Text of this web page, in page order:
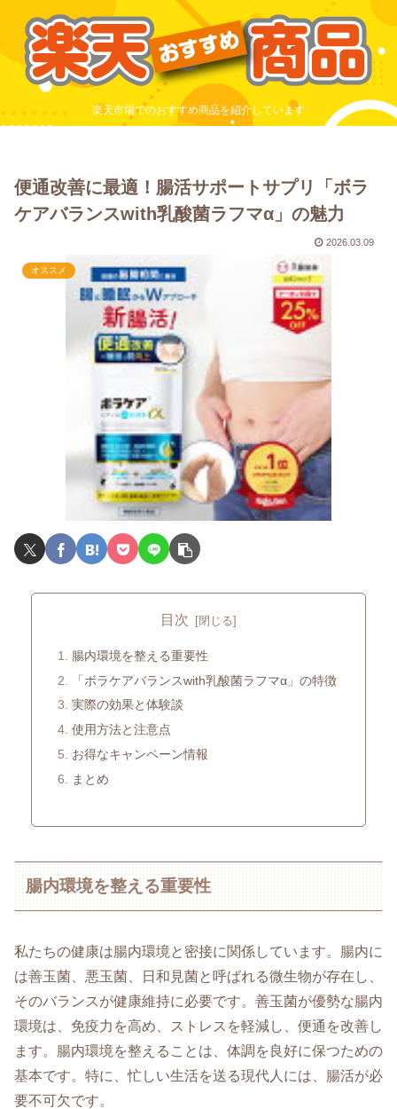
楽天市場でのおすすめ商品を紹介しています
便通改善に最適！腸活サポートサプリ「ボラ
ケアバランスwith乳酸菌ラフマα」の魅力
2026.03.09
オススメ
目次
腸内環境を整える重要性
「ボラケアバランスwith乳酸菌ラフマα」の特徴
実際の効果と体験談
使用方法と注意点
お得なキャンペーン情報
まとめ
腸内環境を整える重要性
私たちの健康は腸内環境と密接に関係しています。腸内に
は善玉菌、悪玉菌、日和見菌と呼ばれる微生物が存在し、
そのバランスが健康維持に必要です。善玉菌が優勢な腸内
環境は、免疫力を高め、ストレスを軽減し、便通を改善し
ます。腸内環境を整えることは、体調を良好に保つための
基本です。特に、忙しい生活を送る現代人には、腸活が必
要不可欠です。